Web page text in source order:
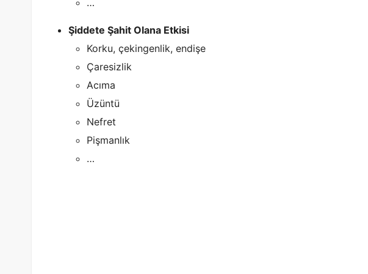
…
Şiddete Şahit Olana Etkisi
Korku, çekingenlik, endişe
Çaresizlik
Acıma
Üzüntü
Nefret
Pişmanlık
…